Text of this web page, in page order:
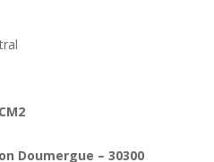
Doumergue – 30300